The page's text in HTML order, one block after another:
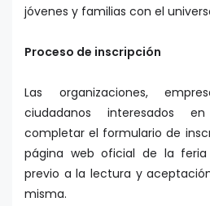
jóvenes y familias con el
Proceso de inscripción
Las organizaciones,
ciudadanos interesados
completar el formulario de
página web oficial de la feria
previo a la lectura y
misma.